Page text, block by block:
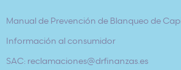
Manual de Prevención de Blanqueo de
Información al consumidor
SAC: reclamaciones@drfinanzas.es